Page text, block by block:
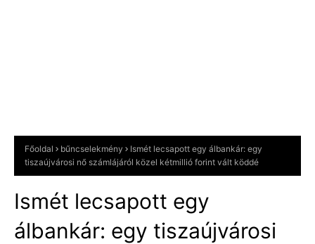
Főoldal bűncselekmény
Ismét lecsapott egy álbankár: egy
tiszaújvárosi nő számlájáról közel kétmillió forint vált köddé
Ismét lecsapott egy
álbankár: egy tiszaújvárosi